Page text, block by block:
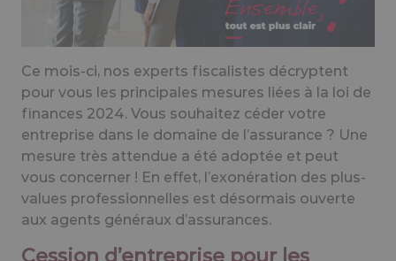
Ce mois-ci, nos experts fiscalistes décryptent
pour vous les principales mesures liées à la loi de
finances 2024. Vous souhaitez céder votre
entreprise dans le domaine de l’assurance ? Une
mesure très attendue a été adoptée et peut
vous concerner ! En effet, l’exonération des plus-
values professionnelles est désormais ouverte
aux agents généraux d’assurances.